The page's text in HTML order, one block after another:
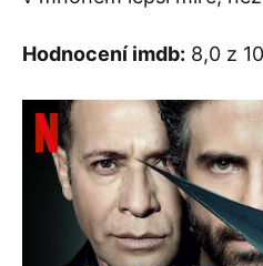
Hodnocení imdb: 8,0 z 10